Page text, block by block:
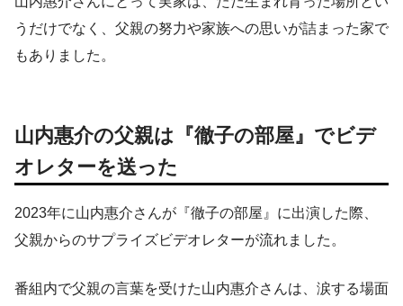
うだけでなく、父親の努力や家族への思いが詰まった家で
もありました。
山内惠介の父親は『徹子の部屋』でビデ
オレターを送った
2023年に山内惠介さんが『徹子の部屋』に出演した際、
父親からのサプライズビデオレターが流れました。
番組内で父親の言葉を受けた山内惠介さんは、涙する場面